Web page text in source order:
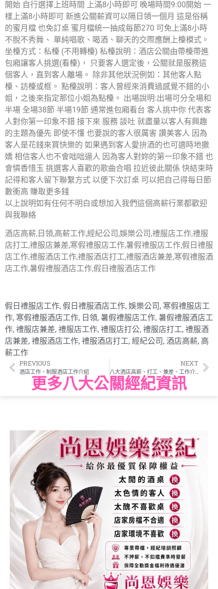
開始 自行選擇上班時間 上滿8小時即可 晚場時間9:00開始 一
樣上滿8小時即可 新進公關薪資可以隔日領一個月 這是俗稱
的蜜月檔 也免訂桌 蜜月檔統一抽成每節270 可免上滿8小時
不脫不秀舞、 單純唱歌、喝酒、聊天的交際應酬上檯模式。
坐檯方式：私檯 (不用轉檯) 私檯說明：酒店公關由帶檯帶進
包廂讓客人挑選(看檯)， 只要客人選定後，公關就是服務這
個客人，直到客人離場。 除非其他狀況例如：其他客人點
檯、訪檯或框。 點檯說明：客人曾經來消費過感覺不錯的小
姐，之後來指定那位小姐為點檯。 出場說明:出場可分全場和
半場 全場38節 半場19節 通常進包廂看台 客人挑中你 代表客
人對你第一印象不錯 接下來 服務 談吐 就盡量以客人有興趣
的主題為優先 即使不懂 也要說的客人很厲害 讚美客人 因為
客人是花錢來買快樂的 如果遇到客人愛拚酒的也可適時地撒
嬌 相信客人也不會咄咄逼人 因為客人對妳的第一印象不錯 也
會憐香惜玉 挑選客人喜歡的歌曲合唱 拉近彼此關係 快結束時
記得和客人留下聯繫方式 以便下次訂桌 可以把自己得每日節
數衝高 賺取更多錢
以上說明如有任何不明白或想加入我們這個高薪行業都歡迎
與我聯絡
酒店高薪,日領,高薪工作,經紀公司,娛樂公司,禮服店工作,禮服
店打工,禮服店兼差,寒假禮服店工作,暑假禮服店工作,假日禮服
店工作,禮服酒店工作,禮服酒店打工,禮服酒店兼差,寒假禮服酒
店工作,暑假禮服酒店工作,假日禮服酒店工作
假日禮服店工作, 假日禮服酒店工作, 娛樂公司 , 寒假禮服店工
作, 寒假禮服酒店工作, 日領, 暑假禮服店工作, 暑假禮服酒店工
作, 禮服店兼差, 禮服店工作, 禮服店打公, 禮服店打工, 禮服酒
店兼差, 禮服酒店工作, 禮服酒店打工, 經紀公司 , 酒店高薪, 高
薪工作
PREVIOUS
酒店工作、制服酒店工作介紹
NEXT
八大酒店高薪、打工、兼差、工作介紹
更多八大公關經紀資訊